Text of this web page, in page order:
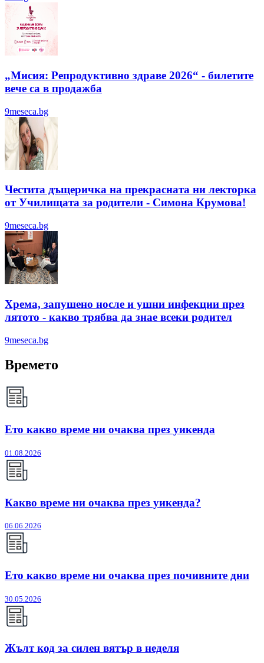
„Мисия: Репродуктивно здраве 2026“ - билетите
вече са в продажба
9meseca.bg
Честита дъщеричка на прекрасната ни лекторка
от Училищата за родители - Симона Крумова!
9meseca.bg
Хрема, запушено носле и ушни инфекции през
лятотo - какво трябва да знае всеки родител
9meseca.bg
Времето
Ето какво време ни очаква през уикенда
01.08.2026
Какво време ни очаква през уикенда?
06.06.2026
Ето какво време ни очаква през почивните дни
30.05.2026
Жълт код за силен вятър в неделя